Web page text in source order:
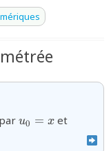
{u_0=x
u0 = xet